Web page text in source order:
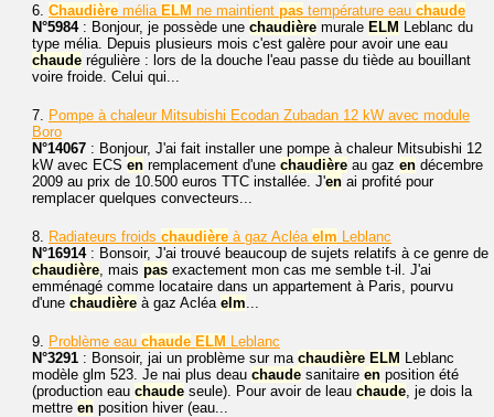
6. Chaudière mélia ELM ne maintient pas température eau chaude
N°5984: Bonjour, je possède une chaudière murale ELM
Leblanc du
type mélia. Depuis plusieurs mois c'est galère pour avoir une eau
chaude régulière : lors de la douche l'eau passe du tiède au bouillant
voire froide. Celui qui...
7.
Pompe à chaleur Mitsubishi Ecodan Zubadan 12 kW avec module
Boro
N°14067 : Bonjour, J'ai fait installer une pompe à chaleur Mitsubishi 12
kW avec ECS en remplacement d'une chaudière au gaz en décembre
2009 au prix de 10.500 euros TTC installée. J'en ai profité pour
remplacer quelques convecteurs...
8. Radiateurs froids chaudière à gaz Acléa elm Leblanc
N°16914: Bonsoir, J'ai trouvé beaucoup de sujets relatifs à ce genre de
chaudière , mais pas exactement mon cas me semble t-il. J'ai
emménagé comme locataire dans un appartement à Paris, pourvu
d'une chaudière à gaz Acléa elm
9. Problème eau chaude ELM
Leblanc
N°3291 : Bonsoir, jai un problème sur ma chaudière ELM
Leblanc
modèle glm 523. Je nai plus deau chaude sanitaire en position été
(production eau chaude seule). Pour avoir de leau chaude , je dois la
mettre en position hiver (eau...